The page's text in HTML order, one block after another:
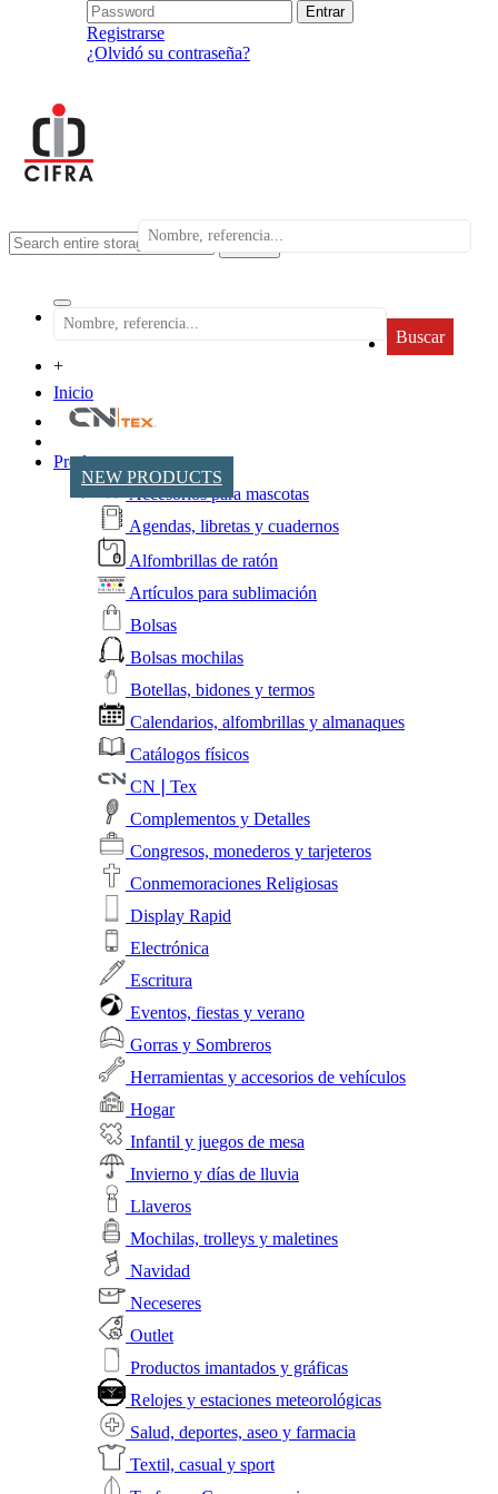
Registrarse
¿Olvidó su contraseña?
search
Buscar
+
Inicio
NEW PRODUCTS
Productos
Accesorios para mascotas
Agendas, libretas y cuadernos
Alfombrillas de ratón
Artículos para sublimación
Bolsas
Bolsas mochilas
Botellas, bidones y termos
Calendarios, alfombrillas y almanaques
Catálogos físicos
CN❘Tex
Complementos y Detalles
Congresos, monederos y tarjeteros
Conmemoraciones Religiosas
Display Rapid
Electrónica
Escritura
Eventos, fiestas y verano
Gorras y Sombreros
Herramientas y accesorios de vehículos
Hogar
Infantil y juegos de mesa
Invierno y días de lluvia
Llaveros
Mochilas, trolleys y maletines
Navidad
Neceseres
Outlet
Productos imantados y gráficas
Relojes y estaciones meteorológicas
Salud, deportes, aseo y farmacia
Textil, casual y sport